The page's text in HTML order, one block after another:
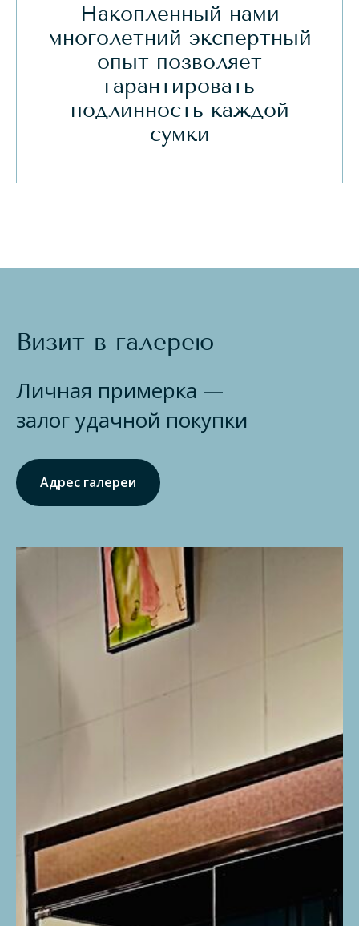
Накопленный нами
многолетний экспертный
опыт позволяет
гарантировать
подлинность каждой
сумки
Визит в галерею
Личная примерка —
залог удачной покупки
Адрес галереи